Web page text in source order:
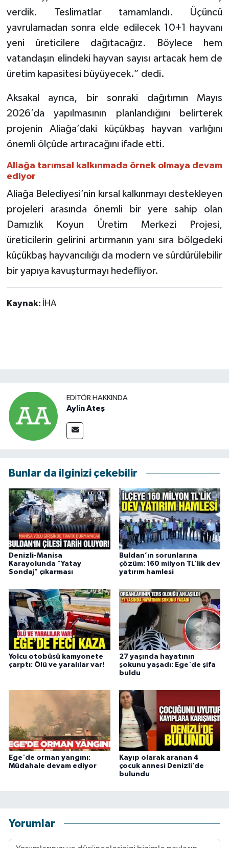
verdik. Teslimatlar tamamlandı. Üçüncü
yavrulamadan sonra elde edilecek 10+1 hayvanı
yeni üreticilere dağıtacağız. Böylece hem
vatandaşın elindeki hayvan sayısı artacak hem de
üretim kapasitesi büyüyecek.” dedi.
Aksakal ayrıca, bir sonraki dağıtımın Mayıs
2026’da yapılmasının planlandığını belirterek
projenin Aliağa’daki küçükbaş hayvan varlığını
önemli ölçüde artıracağını ifade etti.
Aliağa tarımsal kalkınmada örnek olmaya devam
ediyor
Aliağa Belediyesi’nin kırsal kalkınmayı destekleyen
projeleri arasında önemli bir yere sahip olan
Damızlık Koyun Üretim Merkezi Projesi,
üreticilerin gelirini artırmanın yanı sıra bölgedeki
küçükbaş hayvancılığı da modern ve sürdürülebilir
bir yapıya kavuşturmayı hedefliyor.
Kaynak: İHA
EDITÖR HAKKINDA
Aylin Ateş
Bunlar da ilginizi çekebilir
Denizli-Manisa
Karayolunda "Yatay
Sondaj" çıkarması
Buldan’ın sorunlarına
çözüm: 160 milyon TL’lik dev
yatırım hamlesi
Yolcu otobüsü kamyonete
çarptı: Ölü ve yaralılar var!
27 yaşında hayatının
şokunu yaşadı: Ege'de şifa
buldu
Ege'de orman yangını:
Müdahale devam ediyor
Kayıp olarak aranan 4
çocuk annesi Denizli’de
bulundu
Yorumlar